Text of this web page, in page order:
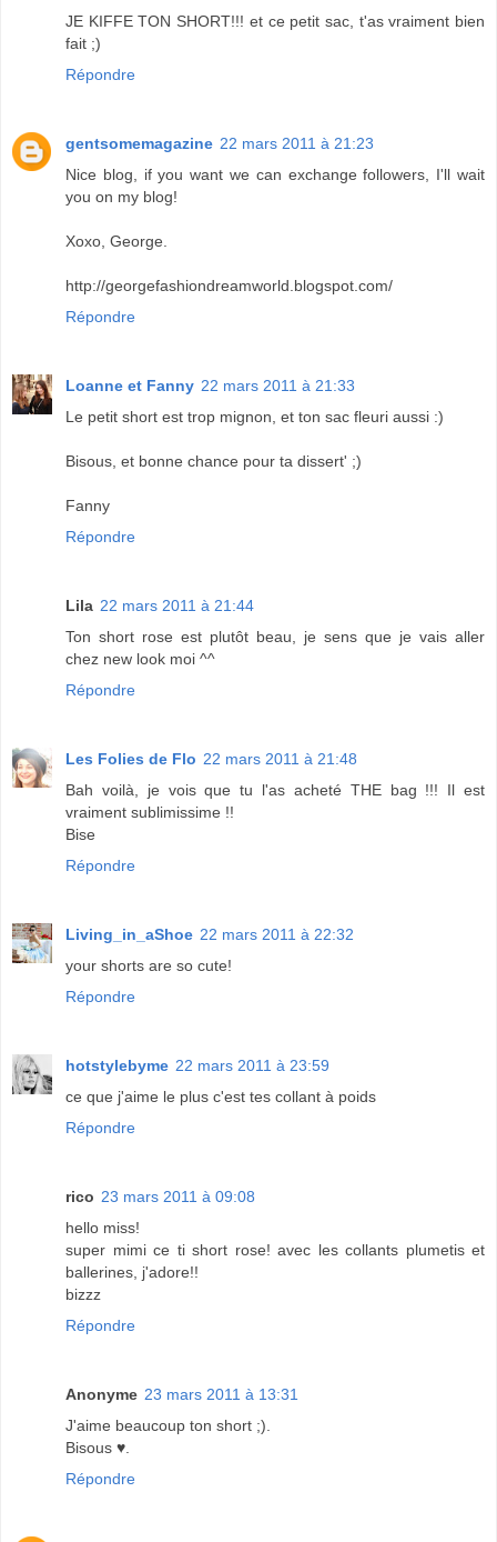
JE KIFFE TON SHORT!!! et ce petit sac, t'as vraiment bien
fait ;)
Répondre
gentsomemagazine 22 mars 2011 à 21:23
Nice blog, if you want we can exchange followers, I'll wait
you on my blog!
Xoxo, George.
http://georgefashiondreamworld.blogspot.com/
Répondre
Loanne et Fanny 22 mars 2011 à 21:33
Le petit short est trop mignon, et ton sac fleuri aussi :)
Bisous, et bonne chance pour ta dissert' ;)
Fanny
Répondre
Lila 22 mars 2011 à 21:44
Ton short rose est plutôt beau, je sens que je vais aller
chez new look moi ^^
Répondre
Les Folies de Flo 22 mars 2011 à 21:48
Bah voilà, je vois que tu l'as acheté THE bag !!! Il est
vraiment sublimissime !!
Bise
Répondre
Living_in_aShoe 22 mars 2011 à 22:32
your shorts are so cute!
Répondre
hotstylebyme 22 mars 2011 à 23:59
ce que j'aime le plus c'est tes collant à poids
Répondre
rico 23 mars 2011 à 09:08
hello miss!
super mimi ce ti short rose! avec les collants plumetis et
ballerines, j'adore!!
bizzz
Répondre
Anonyme 23 mars 2011 à 13:31
J'aime beaucoup ton short ;).
Bisous ♥.
Répondre